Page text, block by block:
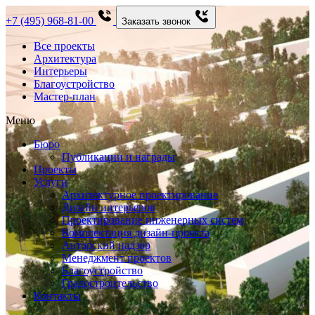
+7 (495) 968-81-00 Заказать звонок
Все проекты
Архитектура
Интерьеры
Благоустройство
Мастер-план
Меню
Бюро
Публикации и награды
Проекты
Услуги
Архитектурное проектирование
Дизайн интерьеров
Проектирование инженерных систем
Комплектация дизайн-проекта
Авторский надзор
Менеджмент проектов
Благоустройство
Градостроительство
Контакты